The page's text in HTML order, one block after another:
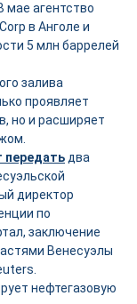
мае агентство
в Анголе и
5 млн баррелей
залива
проявляет
но и расширяет
передать два
директор
по
заключение
Венесуэлы
нефтегазовую